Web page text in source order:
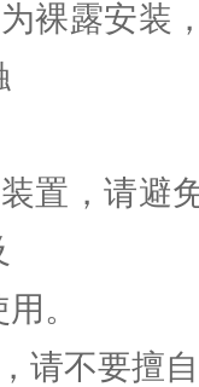
裸露安装
置，请避
。
请不要擅